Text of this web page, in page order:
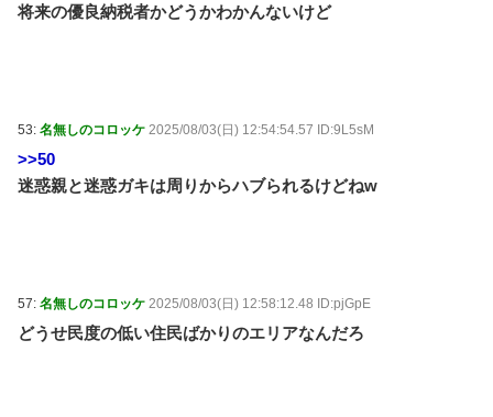
将来の優良納税者かどうかわかんないけど
53: 名無しのコロッケ 2025/08/03(日) 12:54:54.57 ID:9L5sM
>>50
迷惑親と迷惑ガキは周りからハブられるけどねw
57: 名無しのコロッケ 2025/08/03(日) 12:58:12.48 ID:pjGpE
どうせ民度の低い住民ばかりのエリアなんだろ